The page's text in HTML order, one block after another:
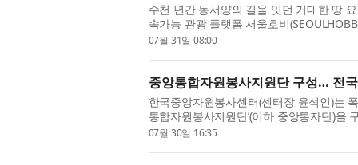
수천 년간 동서양의 길을 잇던 거대한 땅
속가능 관광 플랫폼 서울호비
마을운동/한-요르단 포럼(SMUZ/JKF)’ 및
07월 31일 08:00
중앙통합자원봉사지원단 구성… 전
한국중앙자원봉사센터(센터장 윤석인)는
통합자원봉사지원단’(이하 중앙통자단)을
밀착 지원에 나선다고 밝혔다. 중앙통자단
07월 30일 16:35